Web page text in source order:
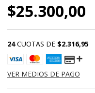
$25.300,00
24 CUOTAS DE $2.316,95
VER MEDIOS DE PAGO